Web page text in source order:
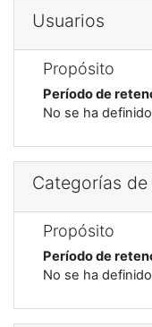
Usuarios
Propósito
Período de
No se ha
Categorías
Propósito
Período de
No se ha